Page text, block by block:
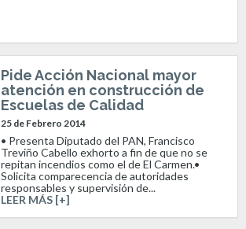
Pide Acción Nacional mayor
atención en construcción de
Escuelas de Calidad
25 de Febrero 2014
• Presenta Diputado del PAN, Francisco
Treviño Cabello exhorto a fin de que no se
repitan incendios como el de El Carmen.•
Solicita comparecencia de autoridades
responsables y supervisión de...
LEER MÁS [+]